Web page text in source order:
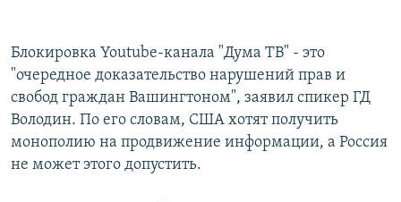
Блокировка Youtube-канала "Дума ТВ" - это
"очередное доказательство нарушений прав и
свобод граждан Вашингтоном", заявил спикер ГД
Володин. По его словам, США хотят получить
монополию на продвижение информации, а Россия
не может этого допустить.